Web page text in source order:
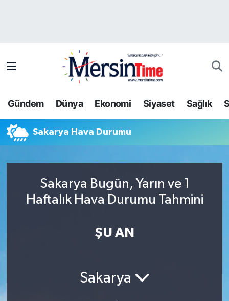
Gündem Dünya Ekonomi Siyaset Sağlık
Sakarya Hava Durumu
Sakarya Bugün, Yarın ve 1
Haftalık Hava Durumu Tahmini
ŞU AN
Sakarya
Bilim-Teknoloji
Dünya
Gündem
Trafik Durumu
Tüm Manşetler